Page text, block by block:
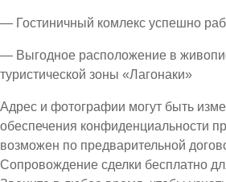
— Гостиничный комлекс успешно
— Выгодное расположение в
туристической зоны «Лагонаки»
Адрес и фотографии могут быть
обеспечения конфиденциальности
возможен по предварительной
Сопровождение сделки бесплатно